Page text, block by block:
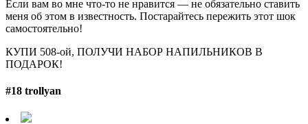
Если вам во мне что-то не нравится — не обязательно ставить
меня об этом в известность. Постарайтесь пережить этот шок
самостоятельно!
КУПИ 508-ой, ПОЛУЧИ НАБОР НАПИЛЬНИКОВ В
ПОДАРОК!
#18 trollyan